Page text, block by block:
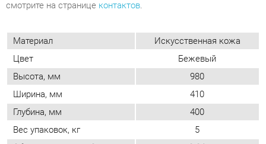
Глубина, мм
400
Вес упаковок, кг
5
Объем упаковок, м3
0.06
Форма
Квадратные
Обивка
Искусственная кожа
Мягкая спинка
Да
Упор для ног
Нет